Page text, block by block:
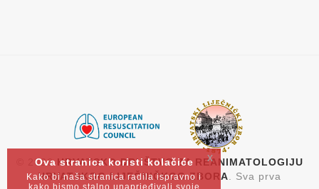
© 2026HRVATSKO DRUŠTVO ZA REANIMATOLOGIJU
HRVATSKOG LIJEČNIČKOG ZBORA. Sva prva
Ova stranica koristi kolačiće
Kako bi naša stranica radila ispravno i
kako bismo stalno unaprjeđivali svoje
x